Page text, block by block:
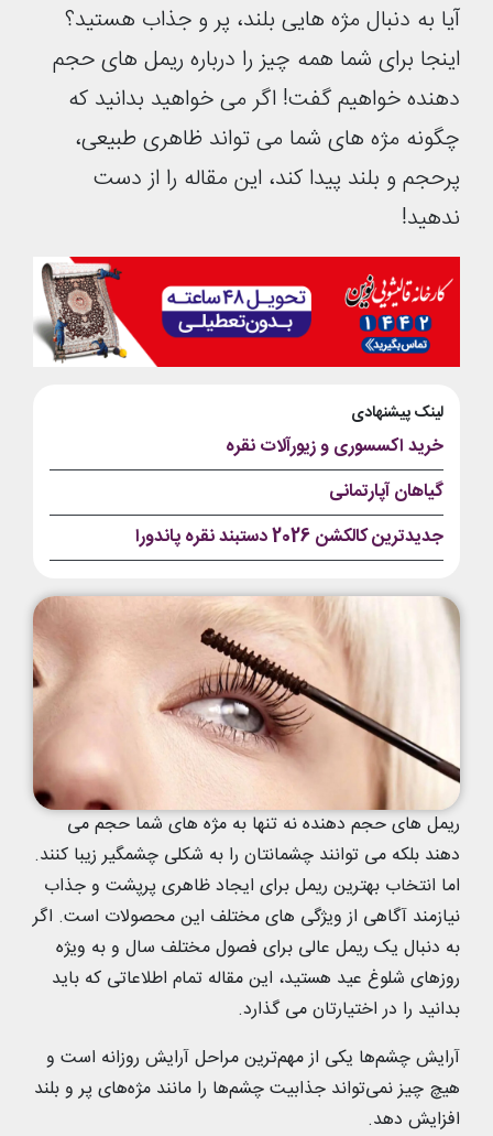
آیا به دنبال مژه ‌هایی بلند، پر و جذاب هستید؟
اینجا برای شما همه چیز را درباره ریمل‌ های حجم
‌دهنده خواهیم گفت! اگر می‌ خواهید بدانید که
چگونه مژه‌ های شما می ‌تواند ظاهری طبیعی،
پرحجم و بلند پیدا کند، این مقاله را از دست
ندهید!
لینک پیشنهادی
خرید اکسسوری و زیورآلات نقره
گیاهان آپارتمانی
جدیدترین کالکشن 2026 دستبند نقره پاندورا
ریمل‌ های حجم‌ دهنده نه تنها به مژه‌ های شما حجم می‌
دهند بلکه می‌ توانند چشمانتان را به شکلی چشمگیر زیبا کنند.
اما انتخاب بهترین ریمل برای ایجاد ظاهری پرپشت و جذاب
نیازمند آگاهی از ویژگی‌ های مختلف این محصولات است. اگر
به دنبال یک ریمل عالی برای فصول مختلف سال و به‌ ویژه
روزهای شلوغ عید هستید، این مقاله تمام اطلاعاتی که باید
بدانید را در اختیارتان می‌ گذارد.
آرایش چشم‌ها یکی از مهم‌ترین مراحل آرایش روزانه است و
هیچ چیز نمی‌تواند جذابیت چشم‌ها را مانند مژه‌های پر و بلند
افزایش دهد.